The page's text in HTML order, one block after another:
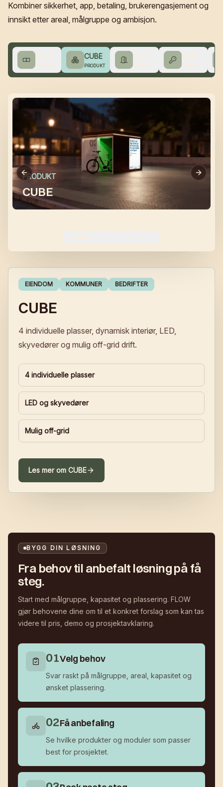
Kombiner sikkerhet, app, betaling, brukerengasjement og
innsikt etter areal, målgruppe og ambisjon.
CUBE
PRODUKT
PRODUKT
CUBE
EIENDOM KOMMUNER BEDRIFTER
CUBE
4 individuelle plasser, dynamisk interiør, LED,
skyvedører og mulig off-grid drift.
4 individuelle plasser
LED og skyvedører
Mulig off-grid
Les mer om CUBE
BYGG DIN LØSNING
Fra behov til anbefalt løsning på få
steg.
Start med målgruppe, kapasitet og plassering. FLOW
gjør behovene dine om til et konkret forslag som kan tas
videre til pris, demo og prosjektavklaring.
01Velg behov
Svar raskt på målgruppe, areal, kapasitet og
ønsket plassering.
02Få anbefaling
Se hvilke produkter og moduler som passer
best for prosjektet.